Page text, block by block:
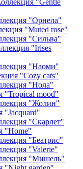
"Gentle
"Орнела"
"Muted rose"
"Сильва"
"Irises
"Наоми"
"Cozy cats"
"Нола"
"Tropical mood"
"Жолин"
"Jacquard"
"Скарлет"
"Home"
"Беатрис"
"Valerie"
"Мишель"